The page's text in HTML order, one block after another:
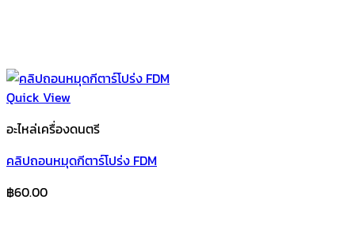
Quick View
อะไหล่เครื่องดนตรี
คลิปถอนหมุดกีตาร์โปร่ง FDM
฿60.00